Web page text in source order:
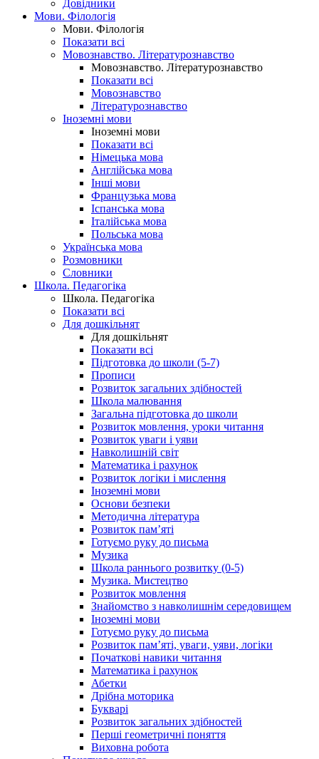
Довідники
Мови. Філологія
Мови. Філологія
Показати всі
Мовознавство. Літературознавство
Мовознавство. Літературознавство
Показати всі
Мовознавство
Літературознавство
Іноземні мови
Іноземні мови
Показати всі
Німецька мова
Англійська мова
Інші мови
Французька мова
Іспанська мова
Італійська мова
Польська мова
Українська мова
Розмовники
Словники
Школа. Педагогіка
Школа. Педагогіка
Показати всі
Для дошкільнят
Для дошкільнят
Показати всі
Підготовка до школи (5-7)
Прописи
Розвиток загальних здібностей
Школа малювання
Загальна підготовка до школи
Розвиток мовлення, уроки читання
Розвиток уваги і уяви
Навколишній світ
Математика і рахунок
Розвиток логіки і мислення
Іноземні мови
Основи безпеки
Методична література
Розвиток пам’яті
Готуємо руку до письма
Музика
Школа раннього розвитку (0-5)
Музика. Мистецтво
Розвиток мовлення
Знайомство з навколишнім середовищем
Іноземні мови
Готуємо руку до письма
Розвиток пам’яті, уваги, уяви, логіки
Початкові навики читання
Математика і рахунок
Абетки
Дрібна моторика
Букварі
Розвиток загальних здібностей
Перші геометричні поняття
Виховна робота